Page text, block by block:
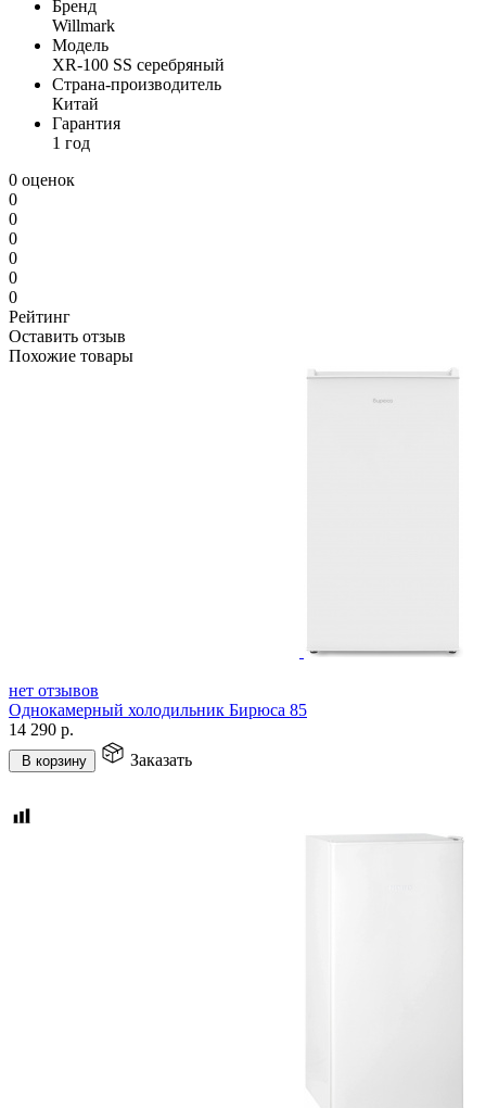
Бренд
Willmark
Модель
XR-100 SS серебряный
Страна-производитель
Китай
Гарантия
1 год
0 оценок
0
0
0
0
0
0
Рейтинг
Оставить отзыв
Похожие товары
нет отзывов
Однокамерный холодильник Бирюса 85
14 290 р.
В корзину Заказать